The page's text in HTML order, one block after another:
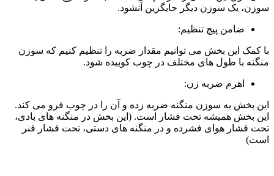
سوزن، یک سوزن دیگر جایگزین آنشود.
ضامن پیچ تنظیم:
با کمک این بخش می توانیم مقدار ضربه را تنظیم کنیم که سوزن
منگنه با طول های مختلف در چوب کوبیده شود.
اهرم ضربه زن:
این بخش به سوزن منگنه ضربه زده و آن را در چوب فرو می کند.
این بخش همیشه تحت فشار است. (این بخش در منگنه های بادی،
تحت فشار هوای فشرده و در منگنه های دستی، تحت فشار فنر
است)